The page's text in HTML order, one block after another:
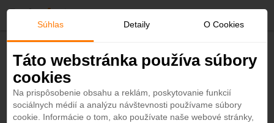
ú
Anelia Resort & Spa 4*
Maurícius - Plážový hotel
4
NOVINKA ODPORÚČAME
Súhlas Detaily O Cookies
Táto webstránka používa súbory
cookies
Na prispôsobenie obsahu a reklám, poskytovanie funkcií
sociálnych médií a analýzu návštevnosti používame súbory
cookie. Informácie o tom, ako používate naše webové stránky,